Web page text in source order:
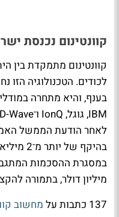
קוונטינום נכנסת
קוונטינום מתמקדת בין
לכודים. הטכנולוגיה
בענף, והיא מתחרה
לאחר הודעת הממשל
בהיקף
מיליון דולר, בתמורה
137 כתבות על
מחשוב